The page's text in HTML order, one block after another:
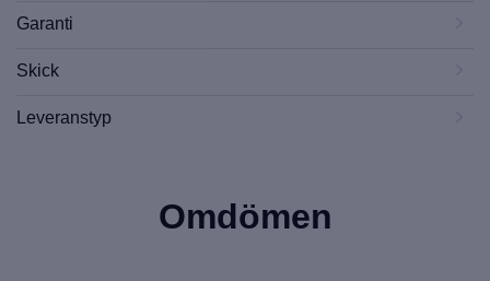
Garanti
Skick
Leveranstyp
Omdömen